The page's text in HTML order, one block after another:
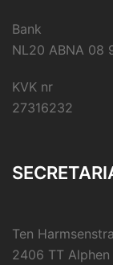
Bank
NL20 ABNA 08
KVK nr
27316232
Ten
2406 TT Alphen